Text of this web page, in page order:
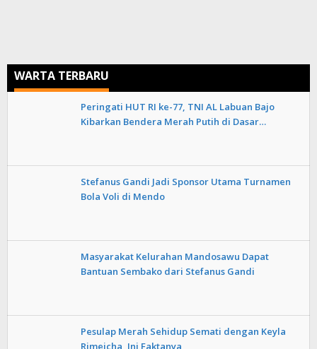
WARTA TERBARU
Peringati HUT RI ke-77, TNI AL Labuan Bajo
Kibarkan Bendera Merah Putih di Dasar…
Stefanus Gandi Jadi Sponsor Utama Turnamen
Bola Voli di Mendo
Masyarakat Kelurahan Mandosawu Dapat
Bantuan Sembako dari Stefanus Gandi
Pesulap Merah Sehidup Semati dengan Keyla
Rimeicha, Ini Faktanya